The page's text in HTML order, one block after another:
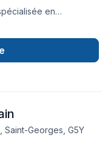
en
drain français,
ventes de produits
Service rapide et
Saint-Georges, G5Y